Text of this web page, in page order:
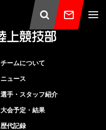
チームについて
ニュース
選手・スタッフ紹介
大会予定・結果
歴代記録